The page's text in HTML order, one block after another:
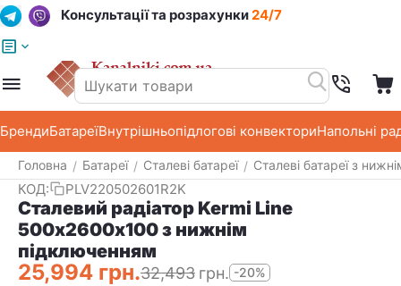
Консультації та розрахунки24/7
БрендиБатареїВнутрішньопідлогові конвекториНапольні
Головна / Батареї / Сталеві батареї / Сталеві батареї з
КОД: PLV220502601R2K
Сталевий радіатор Kermi Line
500х2600х100 з нижнім
підключенням
25,994 грн.32,493 грн. -20%